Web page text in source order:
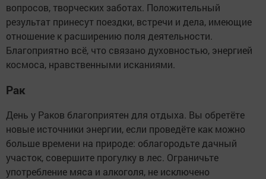
вопросов, творческих заботах. Положительный
результат принесут поездки, встречи и дела, имеющие
отношение к расширению поля деятельности.
Благоприятно всё, что связано духовностью, энергией
космоса, нравственными исканиями.
Рак
День у Раков благоприятен для отдыха. Вы обретёте
новые источники энергии, если проведёте как можно
больше времени на природе: облагородьте дачный
участок, совершите прогулку в лес. Ограничьте
употребление мяса и алкоголя, не исключено